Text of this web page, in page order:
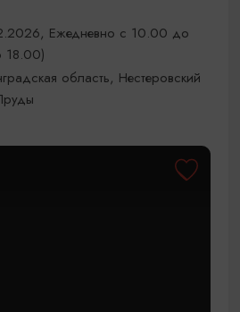
Ежедневно с 10.00 до
18.00)
область, Нестеровский